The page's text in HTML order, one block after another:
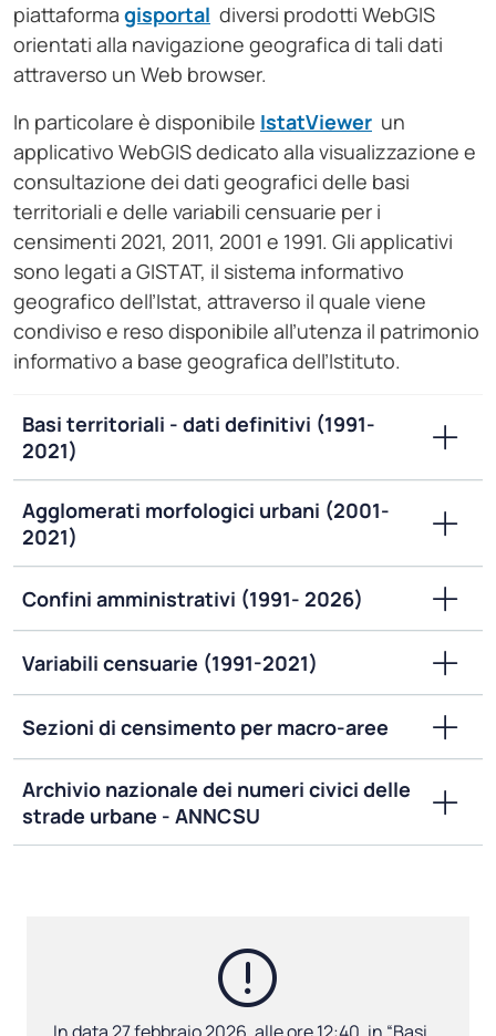
piattaforma gisportal diversi prodotti WebGIS
orientati alla navigazione geografica di tali dati
attraverso un Web browser.
In particolare è disponibile IstatViewer un
applicativo WebGIS dedicato alla visualizzazione e
consultazione dei dati geografici delle basi
territoriali e delle variabili censuarie per i
censimenti 2021, 2011, 2001 e 1991. Gli applicativi
sono legati a GISTAT, il sistema informativo
geografico dell’Istat, attraverso il quale viene
condiviso e reso disponibile all’utenza il patrimonio
informativo a base geografica dell’Istituto.
Basi territoriali - dati definitivi (1991-
2021)
Agglomerati morfologici urbani (2001-
2021)
Confini amministrativi (1991- 2026)
Variabili censuarie (1991-2021)
Sezioni di censimento per macro-aree
Archivio nazionale dei numeri civici delle
strade urbane - ANNCSU